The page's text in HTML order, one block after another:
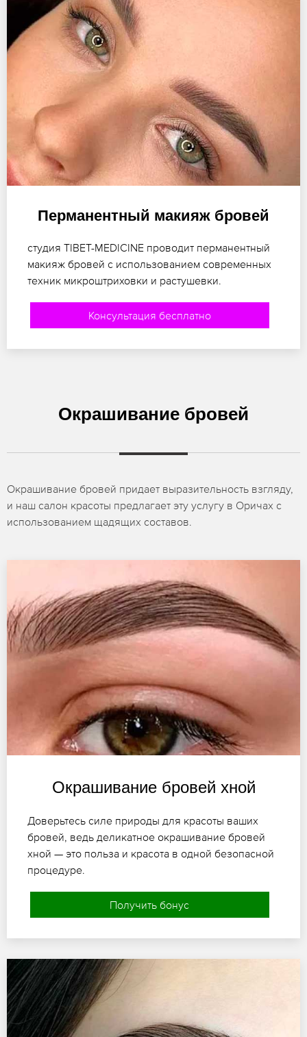
Перманентный макияж бровей
студия TIBET-MEDICINE проводит перманентный
макияж бровей с использованием современных
техник микроштриховки и растушевки.
Консультация бесплатно
Окрашивание бровей
Окрашивание бровей придает выразительность взгляду,
и наш салон красоты предлагает эту услугу в Оричах с
использованием щадящих составов.
Окрашивание бровей хной
Доверьтесь силе природы для красоты ваших
бровей, ведь деликатное окрашивание бровей
хной — это польза и красота в одной безопасной
процедуре.
Получить бонус